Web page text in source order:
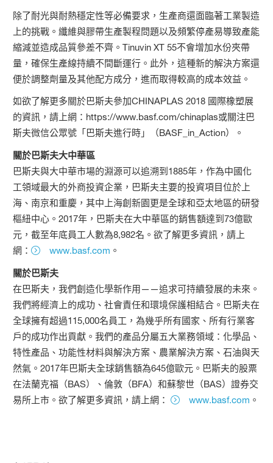
除了耐光與耐熱穩定性等必備要求，生產商還面臨著工業製造
上的挑戰。纖維與膠帶生產製程問題以及頻繁停產易導致產能
縮減並造成品質參差不齊。Tinuvin XT 55不會增加水份夾帶
量，確保生產線持續不間斷運行。此外，這種新的解決方案還
便於調整劑量及其他配方成分，進而取得較高的成本效益。
如欲了解更多關於巴斯夫參加CHINAPLAS 2018 國際橡塑展
的資訊，請上網：https://www.basf.com/chinaplas或關注巴
斯夫微信公眾號「巴斯夫進行時」（BASF_in_Action）。
關於巴斯夫大中華區
巴斯夫與大中華市場的淵源可以追溯到1885年，作為中國化
工領域最大的外商投資企業，巴斯夫主要的投資項目位於上
海、南京和重慶，其中上海創新園更是全球和亞太地區的研發
樞紐中心。2017年，巴斯夫在大中華區的銷售額達到73億歐
元，截至年底員工人數為8,982名。欲了解更多資訊，請上
網：
www.basf.com 。
關於巴斯夫
在巴斯夫，我們創造化學新作用——追求可持續發展的未來。
我們將經濟上的成功、社會責任和環境保護相結合。巴斯夫在
全球擁有超過115,000名員工，為幾乎所有國家、所有行業客
戶的成功作出貢獻。我們的產品分屬五大業務領域：化學品、
特性產品、功能性材料與解決方案、農業解決方案、石油與天
然氣。2017年巴斯夫全球銷售額為645億歐元。巴斯夫的股票
在法蘭克福（BAS）、倫敦（BFA）和蘇黎世（BAS）證券交
易所上市。欲了解更多資訊，請上網：
www.basf.com 。